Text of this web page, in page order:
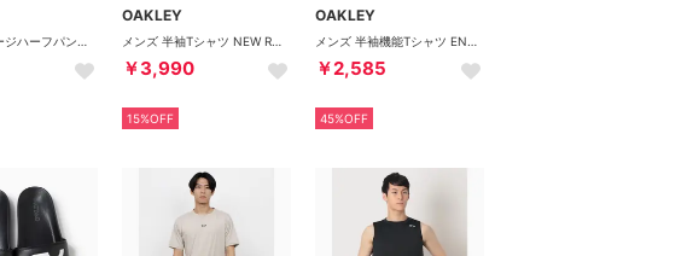
OAKLEY
￥3,990
15%OFF
OAKLEY
￥2,585
45%OFF